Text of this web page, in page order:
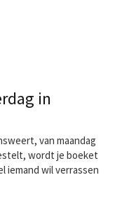
in
van maandag
wordt je boeket
iemand wil verrassen